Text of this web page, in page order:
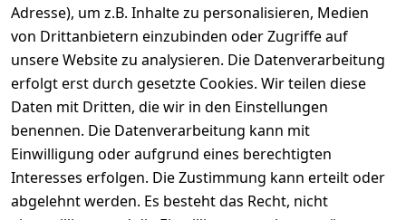
Adresse), um z.B. Inhalte zu personalisieren, Medien
von Drittanbietern einzubinden oder Zugriffe auf
unsere Website zu analysieren. Die Datenverarbeitung
erfolgt erst durch gesetzte Cookies. Wir teilen diese
Daten mit Dritten, die wir in den Einstellungen
benennen. Die Datenverarbeitung kann mit
Einwilligung oder aufgrund eines berechtigten
Interesses erfolgen. Die Zustimmung kann erteilt oder
abgelehnt werden. Es besteht das Recht, nicht
Rechtliches
AGB
Impressum
Datenschutze
rklärung
Barrierefreihe
itserklärung
Services
Kontakt
Registrieren
Retourenpo
rtal